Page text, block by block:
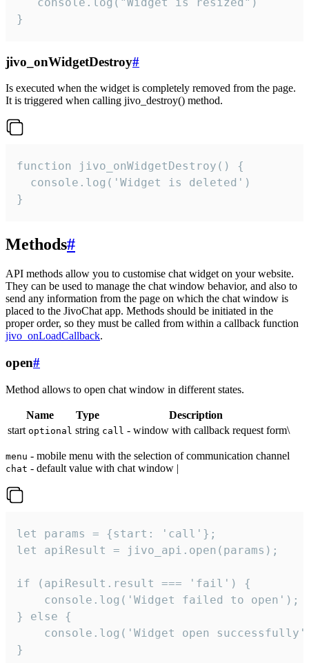
}
jivo_onWidgetDestroy#
Is executed when the widget is completely removed from the page.
It is triggered when calling jivo_destroy() method.
function jivo_onWidgetDestroy() {
  console.log('Widget is deleted')
}
Methods#
API methods allow you to customise chat widget on your website.
They can be used to manage the chat window behavior, and also to
send any information from the page on which the chat window is
placed to the JivoChat app. Methods should be initiated in the
proper order, so they must be called from within a callback function
jivo_onLoadCallback.
open#
Method allows to open chat window in different states.
Name Type
Description
start optional string call - window with callback request form\
menu - mobile menu with the selection of communication channel
chat - default value with chat window |
let params = {start: 'call'};
let apiResult = jivo_api.open(params);
if (apiResult.result === 'fail') {
    console.log('Widget failed to open');
} else {
console.log('Widget open
}